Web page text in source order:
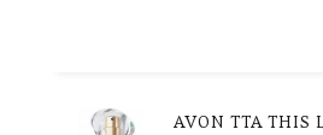
AVON TTA THIS